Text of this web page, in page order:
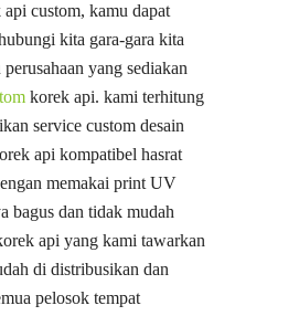
api custom, kamu dapat
kita gara-gara kita
yang sediakan
korek api. kami terhitung
service custom desain
api kompatibel hasrat
memakai print UV
bagus dan tidak mudah
api yang kami tawarkan
di distribusikan dan
pelosok tempat